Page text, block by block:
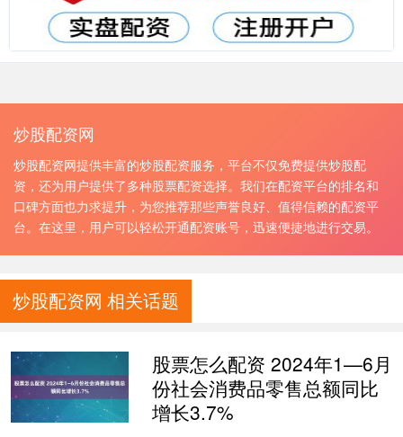
炒股配资网
炒股配资网提供丰富的炒股配资服务，平台不仅免费提供炒股配
资，还为用户提供了多种股票配资选择。我们在配资平台的排名和
口碑方面也力求提升，为您推荐那些声誉良好、值得信赖的配资平
台。在这里，用户可以轻松开通配资账号，迅速便捷地进行交易。
炒股配资网 相关话题
股票怎么配资 2024年1—6月
份社会消费品零售总额同比
增长3.7%